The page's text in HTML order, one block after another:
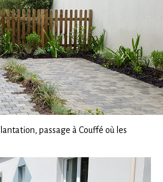
passage à Couffé où les